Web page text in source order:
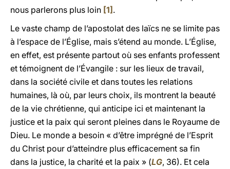
nous parlerons plus loin [1] .
Le vaste champ de l’apostolat des laïcs ne se limite pas
à l’espace de l’Église, mais s’étend au monde. L’Église,
en effet, est présente partout où ses enfants professent
et témoignent de l’Évangile : sur les lieux de travail,
dans la société civile et dans toutes les relations
humaines, là où, par leurs choix, ils montrent la beauté
de la vie chrétienne, qui anticipe ici et maintenant la
justice et la paix qui seront pleines dans le Royaume de
Dieu. Le monde a besoin « d’être imprégné de l’Esprit
du Christ pour d’atteindre plus efficacement sa fin
dans la justice, la charité et la paix » (LG, 36). Et cela